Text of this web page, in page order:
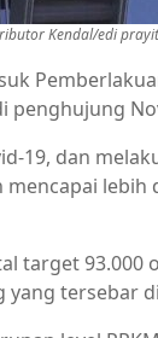
Kendal/edi
penghujung
19, dan
lebih
target 93.000
tersebar